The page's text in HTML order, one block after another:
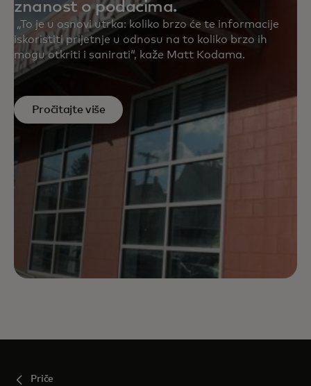
znanost o podacima.
„To je u osnovi utrka: koliko brzo će te informacije
iskoristiti prijetnje u odnosu na to koliko brzo ih
mogu otkriti i sanirati“, kaže Matt Kodama.
Pročitajte više
Priče